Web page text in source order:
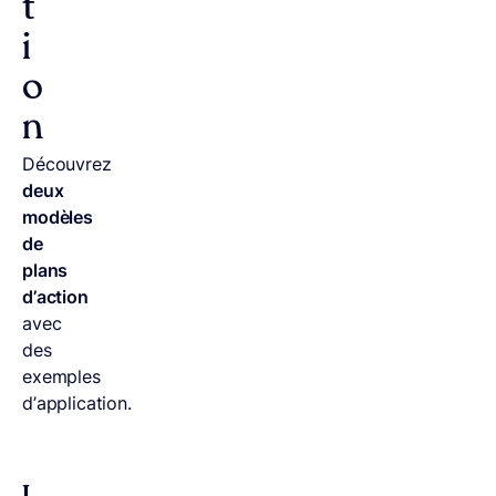
t
i
o
n
Découvrez
deux
modèles
de
plans
d’action
avec
des
exemples
d’application.